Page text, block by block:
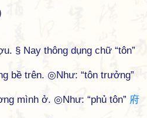
§ Nay thông dụng chữ “tôn”
bề trên. ◎Như: “tôn trưởng”
mình ở. ◎Như: “phủ tôn” 府